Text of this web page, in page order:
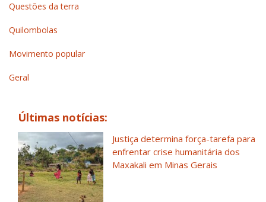
Questões da terra
Quilombolas
Movimento popular
Geral
Últimas notícias:
Justiça determina força-tarefa para
enfrentar crise humanitária dos
Maxakali em Minas Gerais